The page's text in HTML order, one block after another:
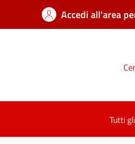
Accedi all'area
Tutti